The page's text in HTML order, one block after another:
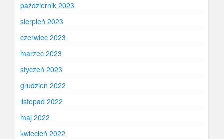
październik 2023
sierpień 2023
czerwiec 2023
marzec 2023
styczeń 2023
grudzień 2022
listopad 2022
maj 2022
kwiecień 2022